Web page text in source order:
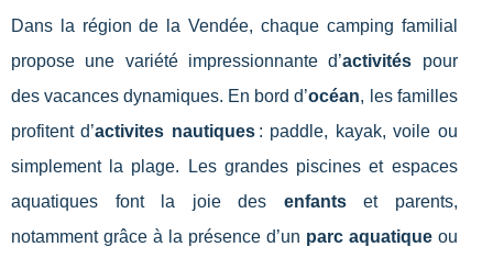
Dans la région de la Vendée, chaque camping familial
propose une variété impressionnante d’activités pour
des vacances dynamiques. En bord d’océan, les familles
profitent d’activites nautiques: paddle, kayak, voile ou
simplement la plage. Les grandes piscines et espaces
aquatiques font la joie des enfantset parents,
notamment grâce à la présence d’un parc aquatiqueou